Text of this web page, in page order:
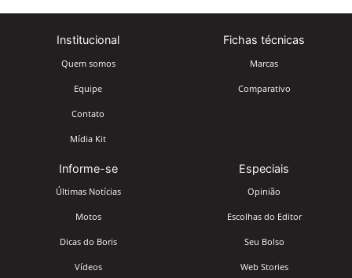
Institucional
Quem somos
Equipe
Contato
Mídia Kit
Fichas técnicas
Marcas
Comparativo
Informe-se
Últimas Notícias
Motos
Dicas do Boris
Vídeos
Especiais
Opinião
Escolhas do Editor
Seu Bolso
Web Stories